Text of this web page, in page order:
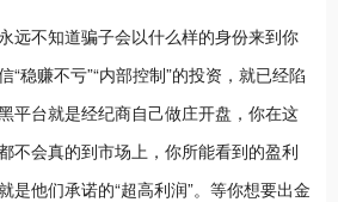
不知道骗子会以什么样的身份来到你
“稳赚不亏”“内部控制”的投资，就已经陷
平台就是经纪商自己做庄开盘，你在这
不会真的到市场上，你所能看到的盈利
是他们承诺的“超高利润”。等你想要出金